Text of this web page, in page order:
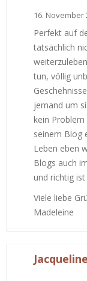
16. November
Perfekt auf
tatsächlich
tun, völlig
jemand um
kein
seinem Blog
Leben eben
Blogs auch
und richtig
Viele liebe
Madeleine
Jacqueline